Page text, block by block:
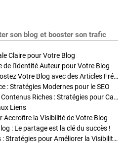
son blog et booster son trafic
Claire pour Votre Blog
de l'Identité Auteur pour Votre Blog
Stratégies de Publication : Boostez Votre Blog avec des Articles Fréquents et Exclusifs
: Stratégies Modernes pour le SEO
Enrichir Vos Articles avec des Contenus Riches : Stratégies pour Captiver et Optimiser
Liens
Accroître la Visibilité de Votre Blog
: Le partage est la clé du succès !
Optimisation SEO des Articles : Stratégies pour Améliorer la Visibilité de Votre Blog